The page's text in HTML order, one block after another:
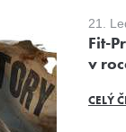
21.
Fit-
v
CELÝ